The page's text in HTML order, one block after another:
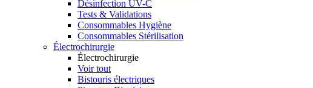
Désinfection UV-C
Tests & Validations
Consommables Hygiène
Consommables Stérilisation
Électrochirurgie
Électrochirurgie
Voir tout
Bistouris électriques